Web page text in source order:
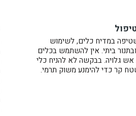
במדיח כלים, לשימוש
ביתי. אין להשתמש בכלים
אש גלויה. בבקשה לא להניח כלי
קר כדי להימנע משוק תרמי.